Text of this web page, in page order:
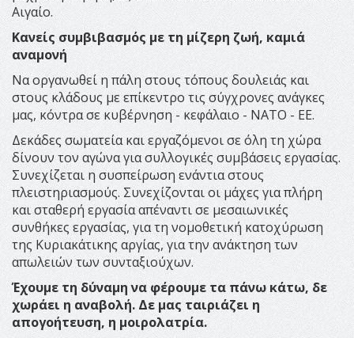
Αιγαίο.
Κανείς συμβιβασμός με τη μίζερη ζωή, καμιά
αναμονή
Να οργανωθεί η πάλη στους τόπους δουλειάς και
στους κλάδους με επίκεντρο τις σύγχρονες ανάγκες
μας, κόντρα σε κυβέρνηση - κεφάλαιο - ΝΑΤΟ - ΕΕ.
Δεκάδες σωματεία και εργαζόμενοι σε όλη τη χώρα
δίνουν τον αγώνα για συλλογικές συμβάσεις εργασίας.
Συνεχίζεται η συσπείρωση ενάντια στους
πλειστηριασμούς. Συνεχίζονται οι μάχες για πλήρη
και σταθερή εργασία απέναντι σε μεσαιωνικές
συνθήκες εργασίας, για τη νομοθετική κατοχύρωση
της Κυριακάτικης αργίας, για την ανάκτηση των
απωλειών των συνταξιούχων.
Έχουμε τη δύναμη να φέρουμε τα πάνω κάτω, δε
χωράει η αναβολή. Δε μας ταιριάζει η
απογοήτευση, η μοιρολατρία.